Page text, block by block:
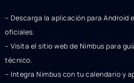
– Descarga la aplicación para Android
oficiales.
– Visita el sitio web de Nimbus para
técnico.
– Integra Nimbus con tu calendario y